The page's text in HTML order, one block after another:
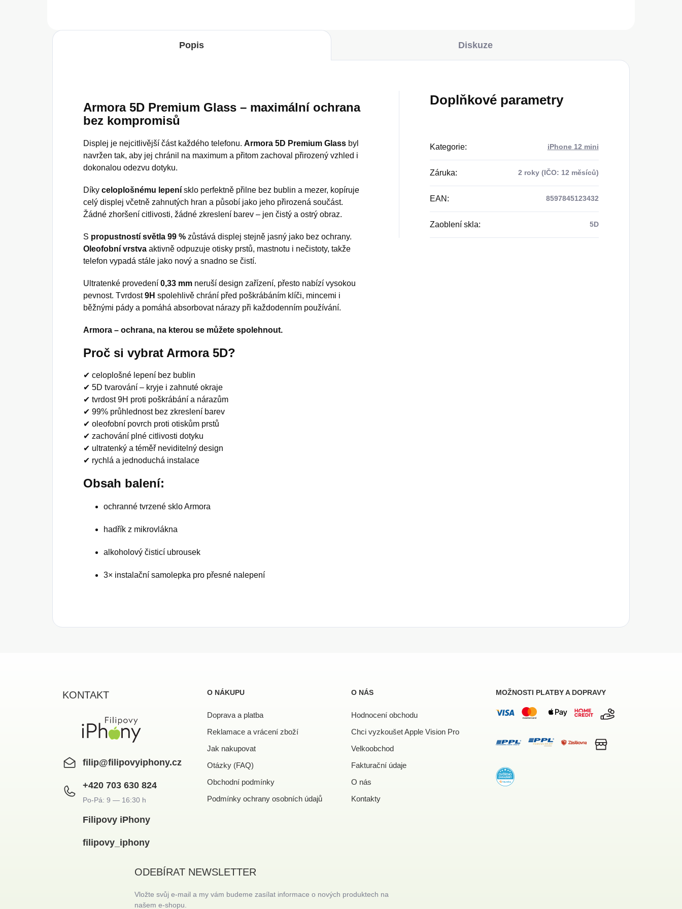
Popis Diskuze
Armora 5D Premium Glass – maximální ochrana
bez kompromisů
Displej je nejcitlivější část každého telefonu. Armora 5D Premium Glass byl
navržen tak, aby jej chránil na maximum a přitom zachoval přirozený vzhled i
dokonalou odezvu dotyku.
Díky celoplošnému lepení sklo perfektně přilne bez bublin a mezer, kopíruje
celý displej včetně zahnutých hran a působí jako jeho přirozená součást.
Žádné zhoršení citlivosti, žádné zkreslení barev – jen čistý a ostrý obraz.
S propustností světla 99 % zůstává displej stejně jasný jako bez ochrany.
Oleofobní vrstva aktivně odpuzuje otisky prstů, mastnotu i nečistoty, takže
telefon vypadá stále jako nový a snadno se čistí.
Ultratenké provedení 0,33 mm neruší design zařízení, přesto nabízí vysokou
pevnost. Tvrdost9H spolehlivě chrání před poškrábáním klíči, mincemi i
běžnými pády a pomáhá absorbovat nárazy při každodenním používání.
Armora – ochrana, na kterou se můžete spolehnout.
Proč si vybrat Armora 5D?
✔ celoplošné lepení bez bublin
✔ 5D tvarování – kryje i zahnuté okraje
✔ tvrdost 9H proti poškrábání a nárazům
✔ 99% průhlednost bez zkreslení barev
✔ oleofobní povrch proti otiskům prstů
✔ zachování plné citlivosti dotyku
✔ ultratenký a téměř neviditelný design
✔ rychlá a jednoduchá instalace
Obsah balení:
ochranné tvrzené sklo Armora
hadřík z mikrovlákna
alkoholový čisticí ubrousek
3× instalační samolepka pro přesné nalepení
Doplňkové parametry
Kategorie: iPhone 12 mini
Záruka: 2 roky (IČO: 12 měsíců)
EAN : 8597845123432
Zaoblení skla: 5D
KONTAKT
filip@filipovyiphony.cz
+420 703 630 824
Filipovy iPhony
filipovy_iphony
O NÁKUPU
Doprava a platba
Reklamace a vrácení zboží
Jak nakupovat
Otázky (FAQ)
Obchodní podmínky
Podmínky ochrany osobních údajů
O NÁS
Hodnocení obchodu
Chci vyzkoušet Apple Vision Pro
Velkoobchod
Fakturační údaje
O nás
Kontakty
MOŽNOSTI PLATBY A DOPRAVY
ODEBÍRAT NEWSLETTER
Vložte svůj e-mail a my vám budeme zasílat informace o nových produktech na
našem e-shopu.